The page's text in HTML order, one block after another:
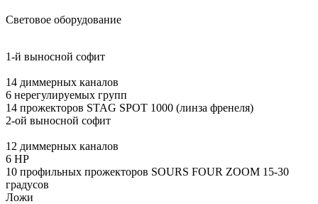
Световое оборудование
1-й выносной софит
14 диммерных каналов
6 нерегулируемых групп
14 прожекторов STAG SPOT 1000 (линза френеля)
2-ой выносной софит
12 диммерных каналов
6 НР
10 профильных прожекторов SOURS FOUR ZOOM 15-30
градусов
Ложи